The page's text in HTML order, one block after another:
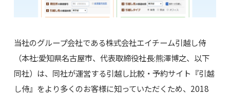
当社のグループ会社である株式会社エイチーム引越し侍
（本社:愛知県名古屋市、代表取締役社長:熊澤博之、以下
同社）は、同社が運営する引越し比較・予約サイト『引越
し侍』をより多くのお客様に知っていただくため、2018